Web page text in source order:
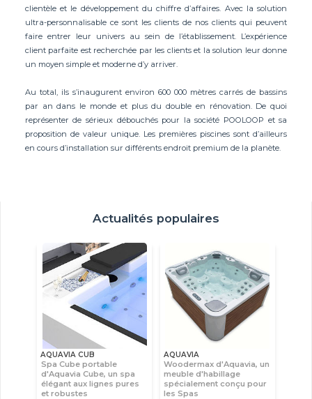
clientèle et le développement du chiffre d’affaires. Avec la solution
ultra-personnalisable ce sont les clients de nos clients qui peuvent
faire entrer leur univers au sein de l’établissement. L’expérience
client parfaite est recherchée par les clients et la solution leur donne
un moyen simple et moderne d’y arriver.
Au total, ils s’inaugurent environ 600 000 mètres carrés de bassins
par an dans le monde et plus du double en rénovation. De quoi
représenter de sérieux débouchés pour la société POOLOOP et sa
proposition de valeur unique. Les premières piscines sont d’ailleurs
en cours d’installation sur différents endroit premium de la planète.
Actualités populaires
AQUAVIA CUB
Spa Cube portable
d'Aquavia Cube, un spa
élégant aux lignes pures
et robustes
AQUAVIA
Woodermax d'Aquavia, un
meuble d'habillage
spécialement conçu pour
les Spas